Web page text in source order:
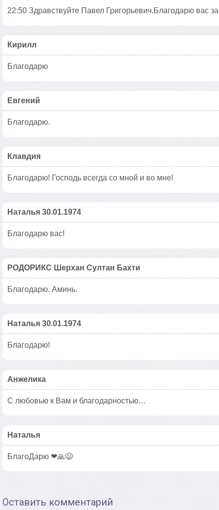
22:50 Здравствуйте Павел Григорьевич.Благодарю вас
Кирилл
Благодарю
Евгений
Благодарю.
Клавдия
Благодарю! Господь всегда со мной и во мне!
Наталья 30.01.1974
Благодарю вас!
РОДОРИКС Шерхан Султан Бахти
Благодарю. Аминь.
Наталья 30.01.1974
Благодарю!
Анжелика
С любовью к Вам и благодарностью…
Наталья
БлагоДарю ❤🙏😃
Оставить комментарий